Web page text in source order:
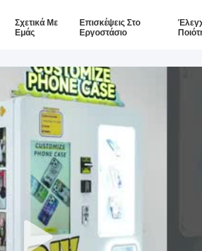
Σχετικά Με
Εμάς
Επισκέψεις Στο
Εργοστάσιο